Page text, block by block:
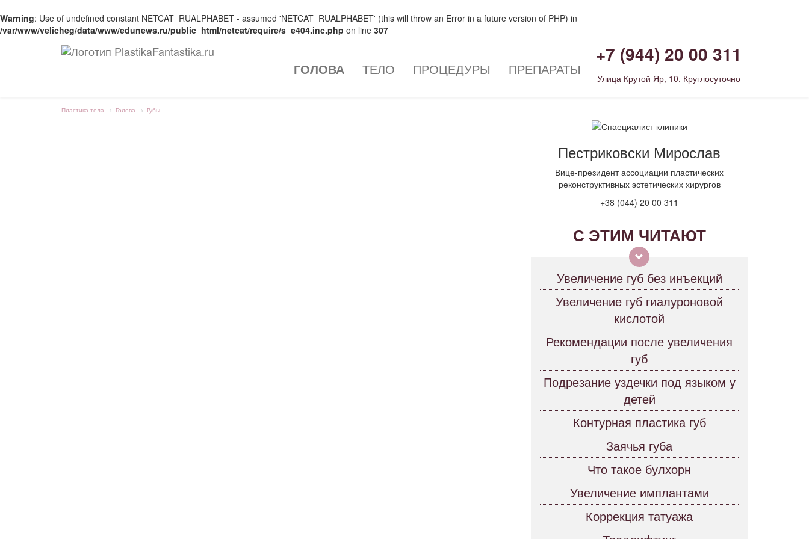
Warning: Use of undefined constant NETCAT_RUALPHABET - assumed 'NETCAT_RUALPHABET' (this will throw an Error in a future version of PHP) in
/var/www/velicheg/data/www/edunews.ru/public_html/netcat/require/s_e404.inc.php on line 307
+7 (944) 20 00 311
Улица Крутой Яр, 10. Круглосуточно
ГОЛОВА ТЕЛО ПРОЦЕДУРЫ ПРЕПАРАТЫ
Пластика тела Голова Губы
Пестриковски Мирослав
Вице-президент ассоциации пластических
реконструктивных эстетических хирургов
+38 (044) 20 00 311
С ЭТИМ ЧИТАЮТ
Увеличение губ без инъекций
Увеличение губ гиалуроновой
кислотой
Рекомендации после увеличения
губ
Подрезание уздечки под языком у
детей
Контурная пластика губ
Заячья губа
Что такое булхорн
Увеличение имплантами
Коррекция татуажа